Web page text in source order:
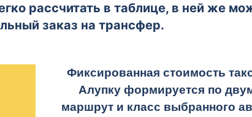
рассчитать в таблице, в ней же
заказ на трансфер.
Фиксированная стоимость
Алупку формируется по
маршрут и класс выбранного